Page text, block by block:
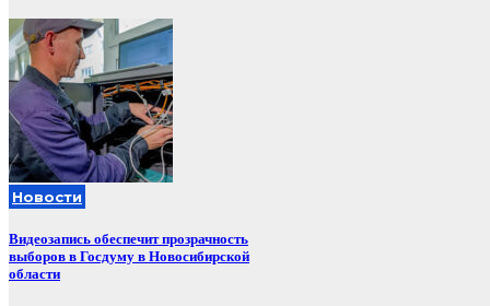
Новости
Видеозапись обеспечит прозрачность
выборов в Госдуму в Новосибирской
области